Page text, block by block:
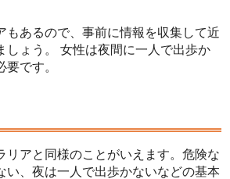
もあるので、事前に情報を収集して近
しょう。 女性は夜間に一人で出歩か
です。
リアと同様のことがいえます。危険な
い、夜は一人で出歩かないなどの基本